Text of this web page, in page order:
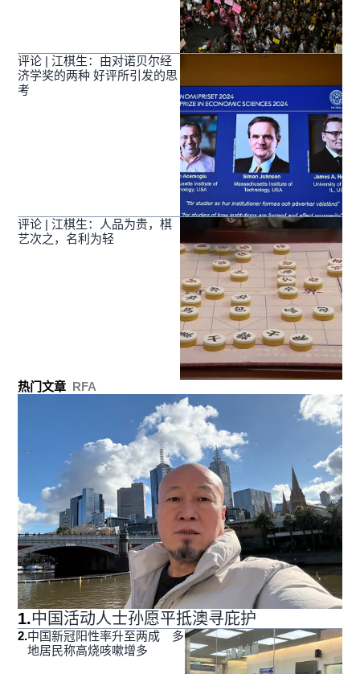
评论 | 江棋生：由对诺贝尔经
济学奖的两种 好评所引发的思
考
评论 | 江棋生：人品为贵，棋
艺次之，名利为轻
热门文章 RFA
1.中国活动人士孙愿平抵澳寻庇护
2.中国新冠阳性率升至两成 多
地居民称高烧咳嗽增多